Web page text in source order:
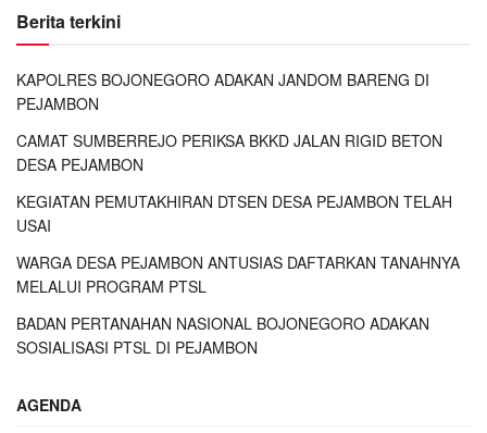
Berita terkini
KAPOLRES BOJONEGORO ADAKAN JANDOM BARENG DI
PEJAMBON
CAMAT SUMBERREJO PERIKSA BKKD JALAN RIGID BETON
DESA PEJAMBON
KEGIATAN PEMUTAKHIRAN DTSEN DESA PEJAMBON TELAH
USAI
WARGA DESA PEJAMBON ANTUSIAS DAFTARKAN TANAHNYA
MELALUI PROGRAM PTSL
BADAN PERTANAHAN NASIONAL BOJONEGORO ADAKAN
SOSIALISASI PTSL DI PEJAMBON
AGENDA